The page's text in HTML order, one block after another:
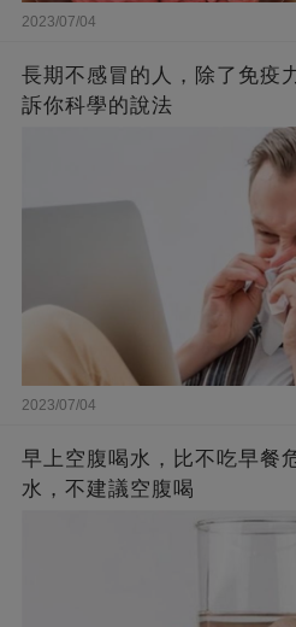
2023/07/04
長期不感冒的人，除了免疫
訴你科學的說法
2023/07/04
早上空腹喝水，比不吃早餐
水，不建議空腹喝